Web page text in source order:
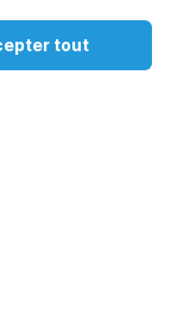
peuvent
tout